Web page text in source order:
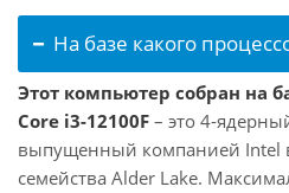
На базе какого
Этот компьютер собран на
Core i3-12100F – это 4-
выпущенный компанией Intel
семейства Alder Lake.